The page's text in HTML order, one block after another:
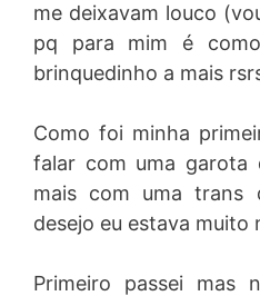
me deixavam louco
pq para mim é
brinquedinho a mais
Como foi minha
falar com uma garota
mais com uma trans
desejo eu estava muito
Primeiro passei mas